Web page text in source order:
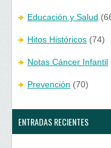
Educación y Salud
Hitos Históricos (74)
Notas Cáncer Infantil
Prevención (70)
ENTRADAS RECIENTES